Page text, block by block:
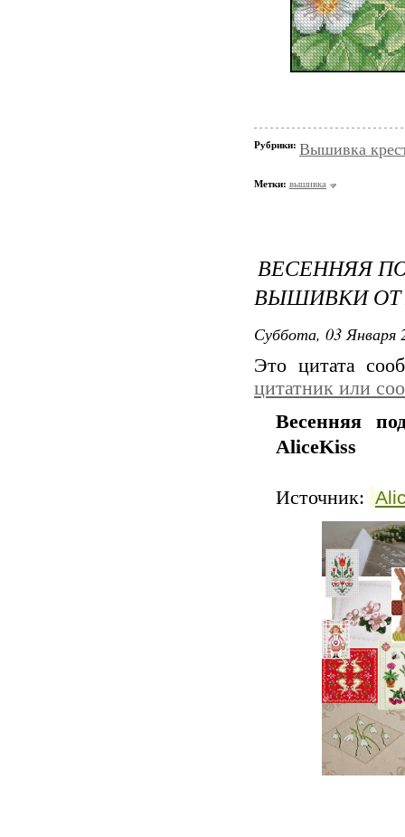
Рубрики: Вышивка
Метки: вышивка
ВЕСЕННЯЯ
ВЫШИВКИ ОТ
Суббота, 03 Января
Это цитата
цитатник или
Весенняя
AliceKiss
Источник: